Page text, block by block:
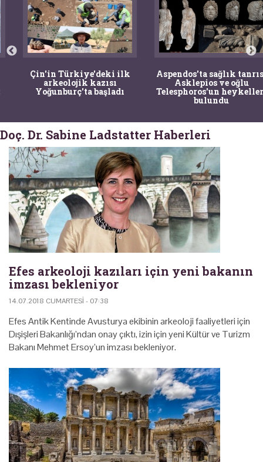
Çin'in Türkiye'deki ilk
arkeolojik kazısı
Yoğunburç'ta başladı
Aspendos'ta sağlık tanrısı
Asklepios ve oğlu
Telesphoros'un heykelleri
bulundu
Doç. Dr. Sabine Ladstatter Haberleri
Efes arkeoloji kazıları için yeni bakanın
imzası bekleniyor
14.07.2018 CUMARTESI - 07:38
Efes Antik Kentinde Avusturya ekibinin arkeoloji faaliyetleri için
Dışişleri Bakanlığı’ndan onay çıktı, izin için yeni Kültür ve Turizm
Bakanı Mehmet Ersoy’un imzası bekleniyor.